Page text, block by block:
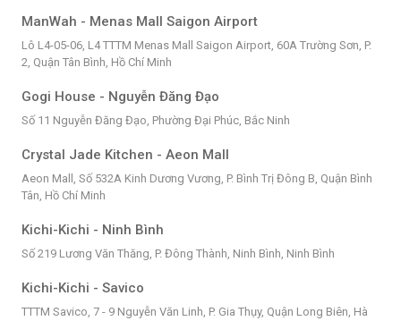
ManWah - Menas Mall Saigon Airport
Lô L4-05-06, L4 TTTM Menas Mall Saigon Airport, 60A Trường Sơn, P.
2, Quận Tân Bình, Hồ Chí Minh
Gogi House - Nguyễn Đăng Đạo
Số 11 Nguyễn Đăng Đạo, Phường Đại Phúc, Bắc Ninh
Crystal Jade Kitchen - Aeon Mall
Aeon Mall, Số 532A Kinh Dương Vương, P. Bình Trị Đông B, Quận Bình
Tân, Hồ Chí Minh
Kichi-Kichi - Ninh Bình
Số 219 Lương Văn Thăng, P. Đông Thành, Ninh Bình, Ninh Bình
Kichi-Kichi - Savico
TTTM Savico, 7 - 9 Nguyễn Văn Linh, P. Gia Thụy, Quận Long Biên, Hà